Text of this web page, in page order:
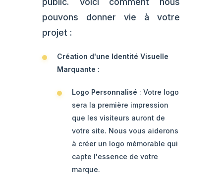
pouvons donner vie à votre
projet :
Création d'une Identité Visuelle
Marquante :
Logo Personnalisé : Votre logo
sera la première impression
que les visiteurs auront de
votre site. Nous vous aiderons
à créer un logo mémorable qui
capte l'essence de votre
marque.